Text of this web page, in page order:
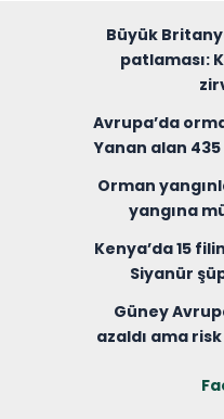
Büyük
patlaması:
Avrupa’da
Yanan alan
Orman
yangına
Kenya’da 15
Siyanür
Güney
azaldı ama